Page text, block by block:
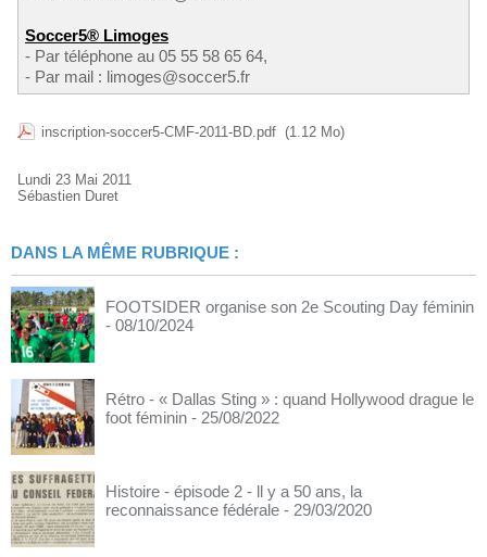
Soccer5® Limoges
- Par téléphone au 05 55 58 65 64,
- Par mail : limoges@soccer5.fr
inscription-soccer5-CMF-2011-BD.pdf (1.12 Mo)
Lundi 23 Mai 2011
Sébastien Duret
DANS LA MÊME RUBRIQUE :
FOOTSIDER organise son 2e Scouting Day féminin
- 08/10/2024
Rétro - « Dallas Sting » : quand Hollywood drague le
foot féminin - 25/08/2022
Histoire - épisode 2 - ll y a 50 ans, la
reconnaissance fédérale - 29/03/2020